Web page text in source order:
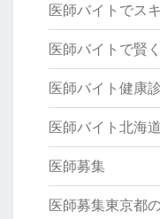
医師バイトでス
医師バイトで賢
医師バイト健康
医師バイト北海
医師募集
医師募集東京都